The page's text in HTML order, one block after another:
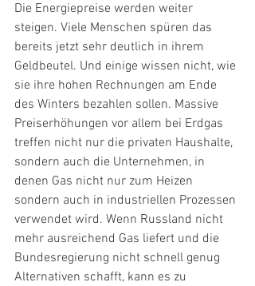
Die Energiepreise werden weiter
steigen. Viele Menschen spüren das
bereits jetzt sehr deutlich in ihrem
Geldbeutel. Und einige wissen nicht, wie
sie ihre hohen Rechnungen am Ende
des Winters bezahlen sollen. Massive
Preiserhöhungen vor allem bei Erdgas
treffen nicht nur die privaten Haushalte,
sondern auch die Unternehmen, in
denen Gas nicht nur zum Heizen
sondern auch in industriellen Prozessen
verwendet wird. Wenn Russland nicht
mehr ausreichend Gas liefert und die
Bundesregierung nicht schnell genug
Alternativen schafft, kann es zu